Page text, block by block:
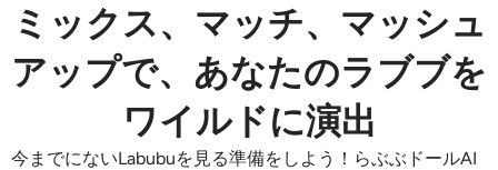
ミックス、マッチ、マッシュ
アップで、あなたのラブブを
ワイルドに演出
今までにないLabubuを見る準備をしよう！らぶぶドールAI